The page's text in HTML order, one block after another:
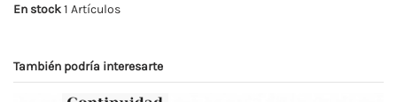
En stock1 Artículos
También podría interesarte